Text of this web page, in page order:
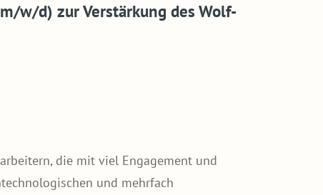
w/d) zur Verstärkung des Wolf-
die mit viel Engagement und
und mehrfach